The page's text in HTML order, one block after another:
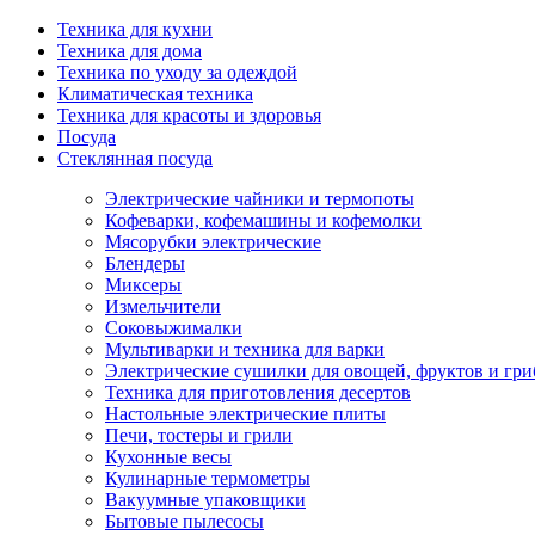
Техника для кухни
Техника для дома
Техника по уходу за одеждой
Климатическая техника
Техника для красоты и здоровья
Посуда
Стеклянная посуда
Электрические чайники и термопоты
Кофеварки, кофемашины и кофемолки
Мясорубки электрические
Блендеры
Миксеры
Измельчители
Соковыжималки
Мультиварки и техника для варки
Электрические сушилки для овощей, фруктов и
Техника для приготовления десертов
Настольные электрические плиты
Печи, тостеры и грили
Кухонные весы
Кулинарные термометры
Вакуумные упаковщики
Бытовые пылесосы